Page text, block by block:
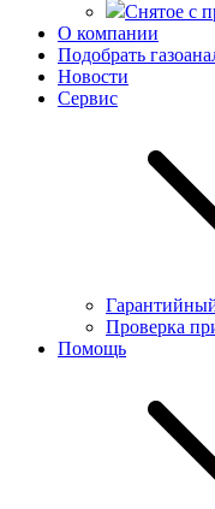
Снятое с
О компании
Подобрать
Новости
Сервис
Проверка
Помощь